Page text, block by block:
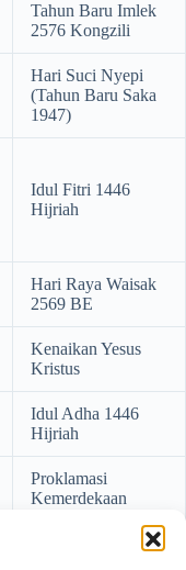
Tahun Baru Imlek
2576 Kongzili
Hari Suci Nyepi
(Tahun Baru Saka
1947)
Idul Fitri 1446
Hijriah
Hari Raya Waisak
2569 BE
Kenaikan Yesus
Kristus
Idul Adha 1446
Hijriah
Proklamasi
Kemerdekaan